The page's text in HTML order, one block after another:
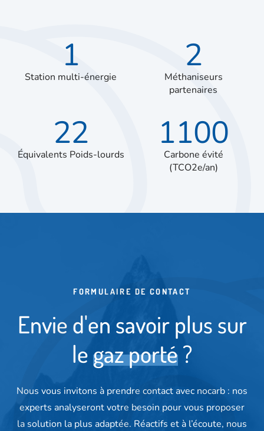
1
Station multi-énergie
2
Méthaniseurs
partenaires
22
Équivalents Poids-lourds
1100
Carbone évité
(TCO2e/an)
FORMULAIRE DE CONTACT
Envie d'en savoir plus sur
legazporté?
Nous vous invitons à prendre contact avec nocarb : nos
experts analyseront votre besoin pour vous proposer
la solution la plus adaptée. Réactifs et à l’écoute, nous